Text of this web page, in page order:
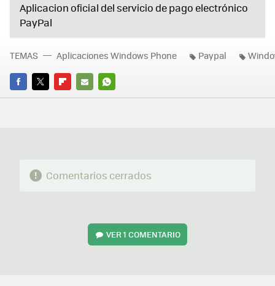
Aplicacion oficial del servicio de pago electrónico
PayPal
FACEBOOK
TWITTERFLIPBOARD
E-
WHATSAPP
TEMAS Aplicaciones Windows Phone Paypal
Comentarios cerrados
VER1 COMENTARIO